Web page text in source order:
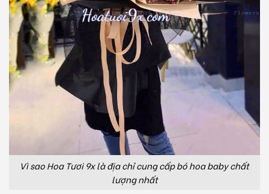
Vì sao Hoa Tươi 9x là địa chỉ cung cấp bó hoa baby chất
lượng nhất